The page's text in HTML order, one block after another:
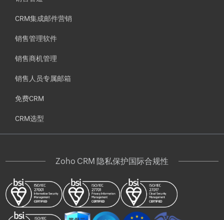
CRM集成邮件营销
销售管理软件
销售商机管理
销售人员专属邮箱
免费CRM
CRM选型
Zoho CRM 隐私保护国际合规性